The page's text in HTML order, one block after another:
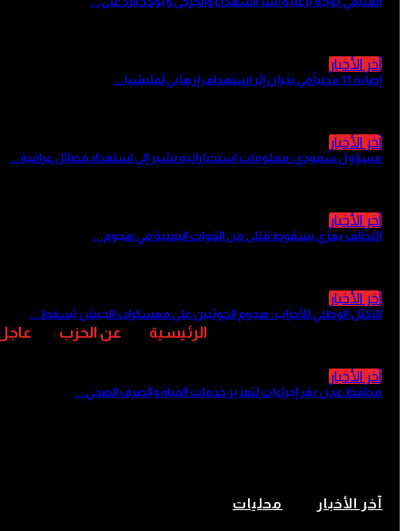
الرئيسية عن الحزب
آخر الأخبار
إصابة 11 مدنياً في نجران إثر استهداف إرهابي لمليشيا...
آخر الأخبار
مسؤول سعودي: معلومات استخباراتية تشير إلى استعداد فصائل عراقية...
آخر الأخبار
التحالف يعزي بسقوط قتلى من القوات اليمنية في هجوم...
آخر الأخبار
التكتل الوطني للأحزاب: هجوم الحوثيين على معسكرات الجيش يُسقط...
آخر الأخبار
محافظ عدن يقر إجراءات لتعزيز خدمات المياه والصرف الصحي...
آخر الأخبار محليات